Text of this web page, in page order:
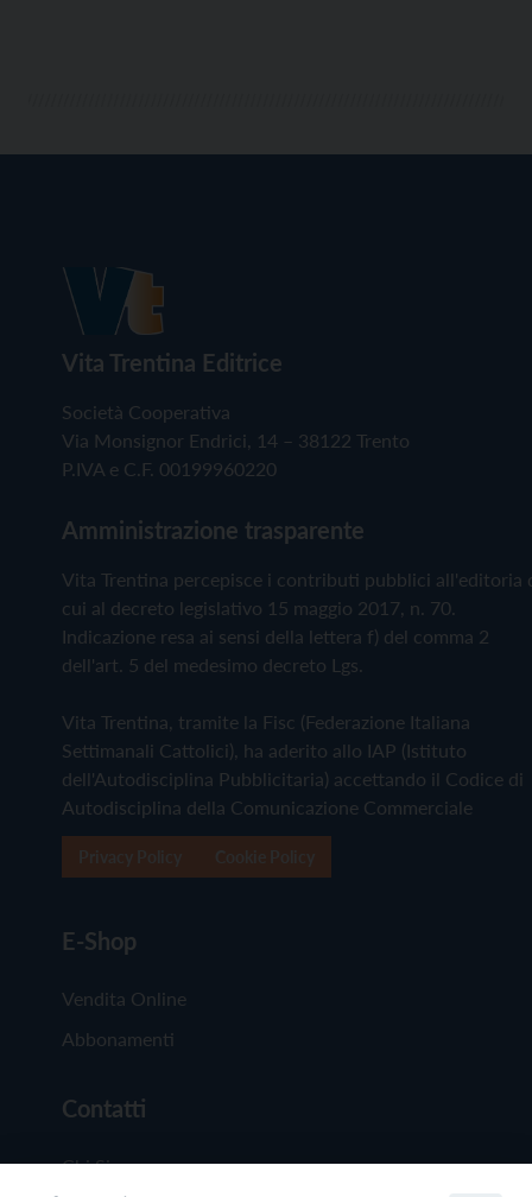
Vita Trentina Editrice
Società Cooperativa
Via Monsignor Endrici, 14 – 38122 Trento
P.IVA e C.F. 00199960220
Amministrazione trasparente
Vita Trentina percepisce i contributi pubblici all'editoria
cui al decreto legislativo 15 maggio 2017, n. 70.
Indicazione resa ai sensi della lettera f) del comma 2
dell'art. 5 del medesimo decreto Lgs.
Vita Trentina, tramite la Fisc (Federazione Italiana
Settimanali Cattolici), ha aderito allo IAP (Istituto
dell'Autodisciplina Pubblicitaria) accettando il Codice di
Autodisciplina della Comunicazione Commerciale
E-Shop
Vendita Online
Abbonamenti
Contatti
Chi Siamo